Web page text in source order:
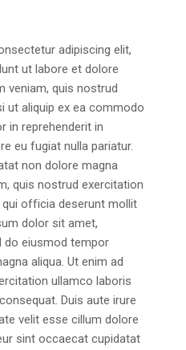
adipiscing elit,
ut labore et dolore
veniam, quis nostrud
ut aliquip ex ea commodo
in reprehenderit in
eu fugiat nulla pariatur.
non dolore magna
quis nostrud exercitation
officia deserunt mollit
dolor sit amet,
do eiusmod tempor
aliqua. Ut enim ad
ullamco laboris
Duis aute irure
velit esse cillum dolore
sint occaecat cupidatat